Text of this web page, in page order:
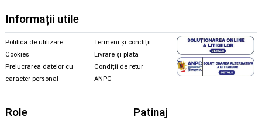
Informații utile
Politica de utilizare
Cookies
Prelucrarea datelor cu
caracter personal
Termeni și condiții
Livrare și plată
Condiții de retur
ANPC
Role Patinaj